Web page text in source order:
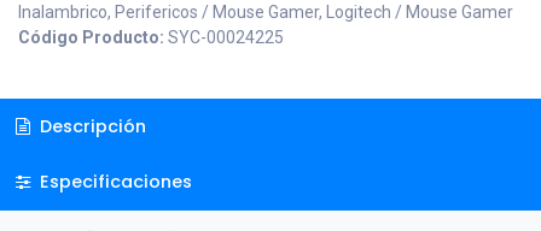
Inalambrico, Perifericos / Mouse Gamer, Logitech / Mouse Gamer
Código Producto: SYC-00024225
Descripción
Especificaciones